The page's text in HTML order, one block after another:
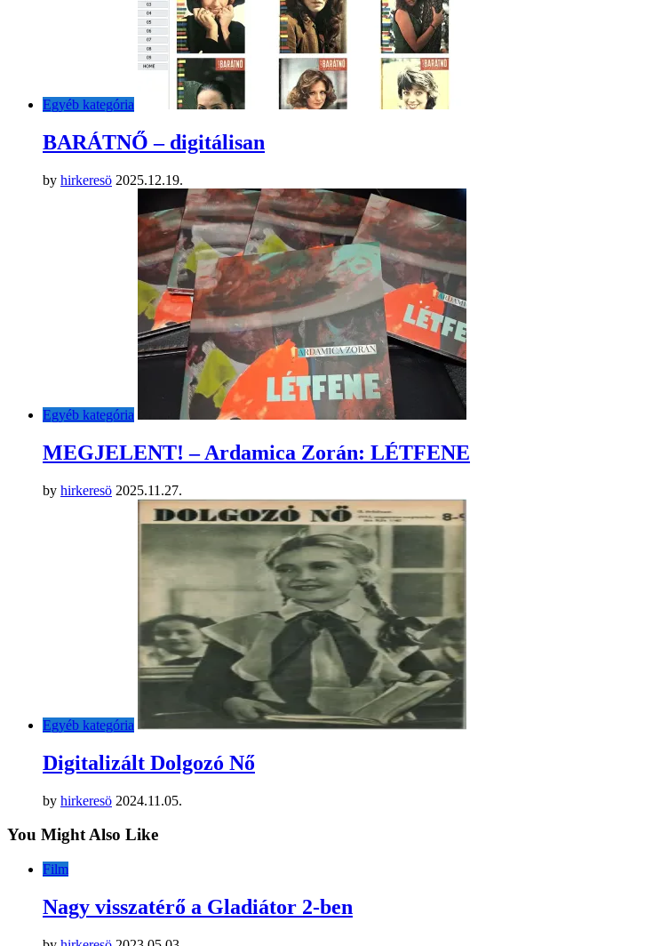
Egyéb kategória
BARÁTNŐ – digitálisan
by hirkeresö 2025.12.19.
Egyéb kategória
MEGJELENT! – Ardamica Zorán: LÉTFENE
by hirkeresö 2025.11.27.
Egyéb kategória
Digitalizált Dolgozó Nő
by hirkeresö 2024.11.05.
You Might Also Like
Film
Nagy visszatérő a Gladiátor 2-ben